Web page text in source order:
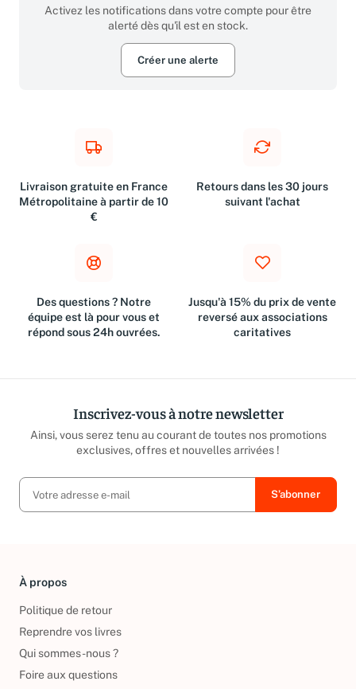
Activez les notifications dans votre compte pour être
alerté dès qu'il est en stock.
Créer une alerte
Livraison gratuite en France
Métropolitaine à partir de 10
€
Retours dans les 30 jours
suivant l'achat
Des questions ? Notre
équipe est là pour vous et
répond sous 24h ouvrées.
Jusqu'à 15% du prix de vente
reversé aux associations
caritatives
Inscrivez-vous à notre newsletter
Ainsi, vous serez tenu au courant de toutes nos promotions
exclusives, offres et nouvelles arrivées !
À propos
Politique de retour
Reprendre vos livres
Qui sommes-nous ?
Foire aux questions